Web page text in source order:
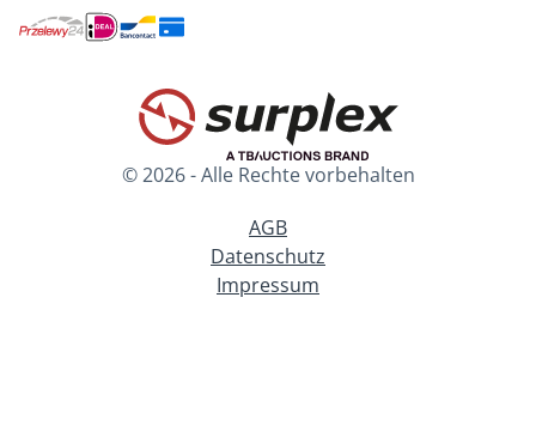
© 2026 - Alle Rechte vorbehalten
AGB
Datenschutz
Impressum